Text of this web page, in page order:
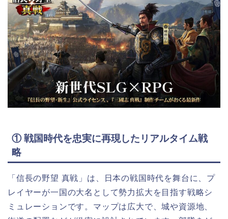
① 戦国時代を忠実に再現したリアルタイム戦
略
「信長の野望 真戦」は、日本の戦国時代を舞台に、プ
レイヤーが一国の大名として勢力拡大を目指す戦略シ
ミュレーションです。マップは広大で、城や資源地、